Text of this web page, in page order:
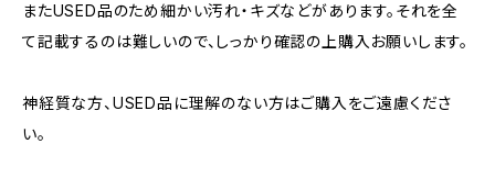
またUSED品のため細かい汚れ・キズなどがあります。それを全
て記載するのは難しいので、しっかり確認の上購入お願いします。
神経質な方、USED品に理解のない方はご購入をご遠慮くださ
い。